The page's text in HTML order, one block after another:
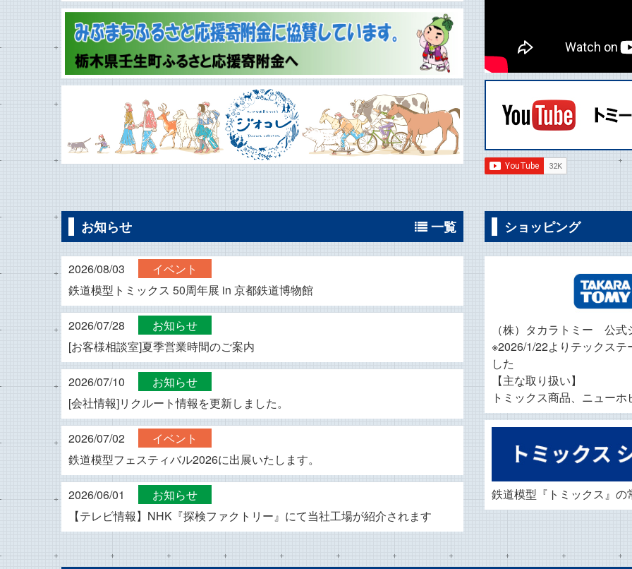
お知らせ 一覧
2026/08/03
イベント
鉄道模型トミックス 50周年展 in 京都鉄道博物館
2026/07/28
お知らせ
[お客様相談室]夏季営業時間のご案内
2026/07/10
お知らせ
[会社情報]リクルート情報を更新しました。
2026/07/02
イベント
鉄道模型フェスティバル2026に出展いたします。
2026/06/01
お知らせ
【テレビ情報】NHK『探検ファクトリー』にて当社工場が紹介されます
ショッピング
（株）タカラトミー 公式
※2026/1/22よりテックス
した
【主な取り扱い】
トミックス商品、ニュー
鉄道模型『トミックス』の